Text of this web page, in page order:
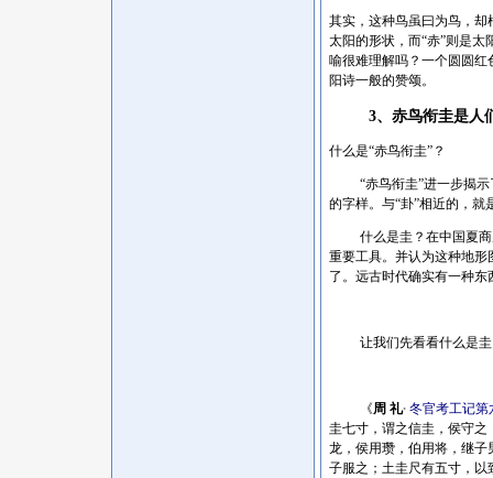
其实，这种鸟虽曰为鸟，
太阳的形状，而“赤”则是
喻很难理解吗？一个圆圆
阳诗一般的赞颂。
3、赤鸟衔圭是人
什么是“赤鸟衔圭”？
“赤鸟衔圭”进一步揭
的字样。与“卦”相近的，就
什么是圭？在中国夏
重要工具。并认为这种地
了。远古时代确实有一种
让我们先看看什么是
《周 礼· 冬官考工记第
圭七寸，谓之信圭，侯守
龙，侯用瓒，伯用将，继
子服之；土圭尺有五寸，